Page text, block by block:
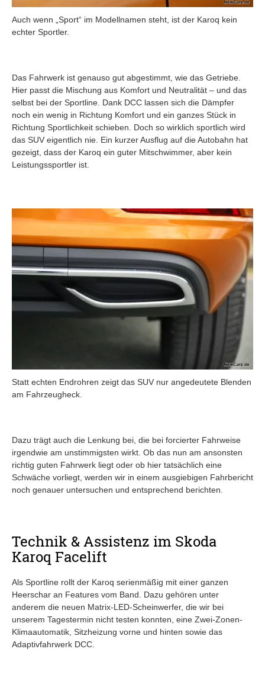
Auch wenn „Sport“ im Modellnamen steht, ist der Karoq kein
echter Sportler.
Das Fahrwerk ist genauso gut abgestimmt, wie das Getriebe.
Hier passt die Mischung aus Komfort und Neutralität – und das
selbst bei der Sportline. Dank DCC lassen sich die Dämpfer
noch ein wenig in Richtung Komfort und ein ganzes Stück in
Richtung Sportlichkeit schieben. Doch so wirklich sportlich wird
das SUV eigentlich nie. Ein kurzer Ausflug auf die Autobahn hat
gezeigt, dass der Karoq ein guter Mitschwimmer, aber kein
Leistungssportler ist.
Statt echten Endrohren zeigt das SUV nur angedeutete Blenden
am Fahrzeugheck.
Dazu trägt auch die Lenkung bei, die bei forcierter Fahrweise
irgendwie am unstimmigsten wirkt. Ob das nun am ansonsten
richtig guten Fahrwerk liegt oder ob hier tatsächlich eine
Schwäche vorliegt, werden wir in einem ausgiebigen Fahrbericht
noch genauer untersuchen und entsprechend berichten.
Technik & Assistenz im Skoda
Karoq Facelift
Als Sportline rollt der Karoq serienmäßig mit einer ganzen
Heerschar an Features vom Band. Dazu gehören unter
anderem die neuen Matrix-LED-Scheinwerfer, die wir bei
unserem Tagestermin nicht testen konnten, eine Zwei-Zonen-
Klimaautomatik, Sitzheizung vorne und hinten sowie das
Adaptivfahrwerk DCC.